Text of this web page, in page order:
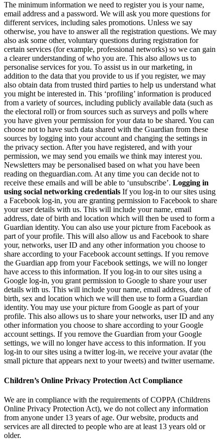
The minimum information we need to register you is your name,
email address and a password. We will ask you more questions for
different services, including sales promotions. Unless we say
otherwise, you have to answer all the registration questions. We may
also ask some other, voluntary questions during registration for
certain services (for example, professional networks) so we can gain
a clearer understanding of who you are. This also allows us to
personalise services for you. To assist us in our marketing, in
addition to the data that you provide to us if you register, we may
also obtain data from trusted third parties to help us understand what
you might be interested in. This ‘profiling’ information is produced
from a variety of sources, including publicly available data (such as
the electoral roll) or from sources such as surveys and polls where
you have given your permission for your data to be shared. You can
choose not to have such data shared with the Guardian from these
sources by logging into your account and changing the settings in
the privacy section. After you have registered, and with your
permission, we may send you emails we think may interest you.
Newsletters may be personalised based on what you have been
reading on theguardian.com. At any time you can decide not to
receive these emails and will be able to ‘unsubscribe’. Logging in
using social networking credentials If you log-in to our sites using
a Facebook log-in, you are granting permission to Facebook to share
your user details with us. This will include your name, email
address, date of birth and location which will then be used to form a
Guardian identity. You can also use your picture from Facebook as
part of your profile. This will also allow us and Facebook to share
your, networks, user ID and any other information you choose to
share according to your Facebook account settings. If you remove
the Guardian app from your Facebook settings, we will no longer
have access to this information. If you log-in to our sites using a
Google log-in, you grant permission to Google to share your user
details with us. This will include your name, email address, date of
birth, sex and location which we will then use to form a Guardian
identity. You may use your picture from Google as part of your
profile. This also allows us to share your networks, user ID and any
other information you choose to share according to your Google
account settings. If you remove the Guardian from your Google
settings, we will no longer have access to this information. If you
log-in to our sites using a twitter log-in, we receive your avatar (the
small picture that appears next to your tweets) and twitter username.
Children’s Online Privacy Protection Act Compliance
We are in compliance with the requirements of COPPA (Childrens
Online Privacy Protection Act), we do not collect any information
from anyone under 13 years of age. Our website, products and
services are all directed to people who are at least 13 years old or
older.